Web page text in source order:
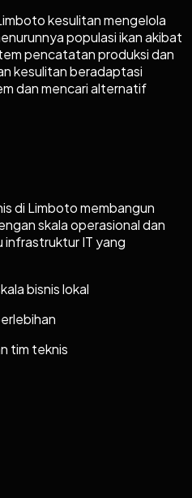
kesulitan mengelola
populasi ikan akibat
pencatatan produksi dan
kesulitan beradaptasi
dan mencari alternatif
di Limboto membangun
skala operasional dan
infrastruktur IT yang
bisnis lokal
tim teknis